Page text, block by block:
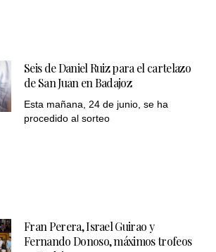
Seis de Daniel Ruiz para el cartelazo
de San Juan en Badajoz
Esta mañana, 24 de junio, se ha
procedido al sorteo
Fran Perera, Israel Guirao y
Fernando Donoso, máximos trofeos